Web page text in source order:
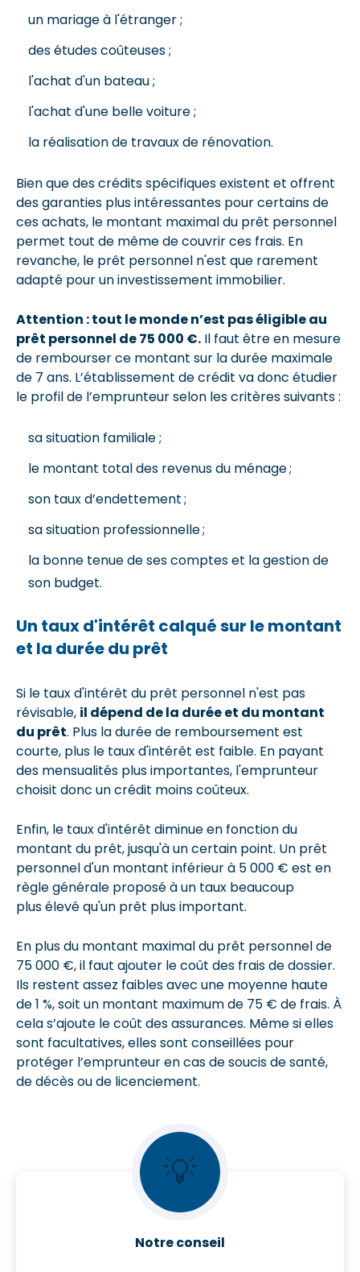
un mariage à l'étranger ;
des études coûteuses ;
l'achat d'un bateau ;
l'achat d'une belle voiture ;
la réalisation de travaux de rénovation.
Bien que des crédits spécifiques existent et offrent
des garanties plus intéressantes pour certains de
ces achats, le montant maximal du prêt personnel
permet tout de même de couvrir ces frais. En
revanche, le prêt personnel n'est que rarement
adapté pour un investissement immobilier.
Attention : tout le monde n’est pas éligible au
prêt personnel de 75 000 €. Il faut être en mesure
de rembourser ce montant sur la durée maximale
de 7 ans. L’établissement de crédit va donc étudier
le profil de l’emprunteur selon les critères suivants :
sa situation familiale ;
le montant total des revenus du ménage ;
son taux d’endettement ;
sa situation professionnelle ;
la bonne tenue de ses comptes et la gestion de
son budget.
Un taux d'intérêt calqué sur le montant
et la durée du prêt
Si le taux d'intérêt du prêt personnel n'est pas
révisable, il dépend de la durée et du montant
du prêt. Plus la durée de remboursement est
courte, plus le taux d'intérêt est faible. En payant
des mensualités plus importantes, l'emprunteur
choisit donc un crédit moins coûteux.
Enfin, le taux d'intérêt diminue en fonction du
montant du prêt, jusqu'à un certain point. Un prêt
personnel d'un montant inférieur à 5 000 € est en
règle générale proposé à un taux beaucoup
plus élevé qu'un prêt plus important.
En plus du montant maximal du prêt personnel de
75 000 €, il faut ajouter le coût des frais de dossier.
Ils restent assez faibles avec une moyenne haute
de 1 %, soit un montant maximum de 75 € de frais. À
cela s’ajoute le coût des assurances. Même si elles
sont facultatives, elles sont conseillées pour
protéger l’emprunteur en cas de soucis de santé,
de décès ou de licenciement.
💡
Notre conseil